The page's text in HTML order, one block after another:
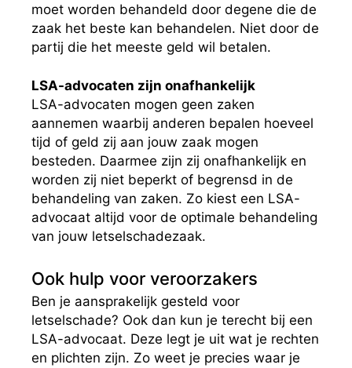
moet worden behandeld door degene die de
zaak het beste kan behandelen. Niet door de
partij die het meeste geld wil betalen.
LSA-advocaten zijn onafhankelijk
LSA-advocaten mogen geen zaken
aannemen waarbij anderen bepalen hoeveel
tijd of geld zij aan jouw zaak mogen
besteden. Daarmee zijn zij onafhankelijk en
worden zij niet beperkt of begrensd in de
behandeling van zaken. Zo kiest een LSA-
advocaat altijd voor de optimale behandeling
van jouw letselschadezaak.
Ook hulp voor veroorzakers
Ben je aansprakelijk gesteld voor
letselschade? Ook dan kun je terecht bij een
LSA-advocaat. Deze legt je uit wat je rechten
en plichten zijn. Zo weet je precies waar je